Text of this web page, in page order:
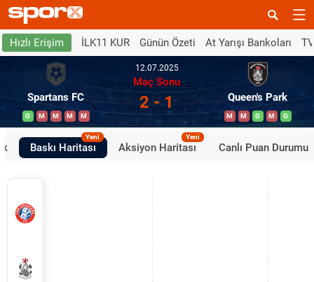
Hızlı Erişim İLK11 KUR Günün Özeti At Yarışı Bankoları
Spartans FC
G M M M M
12.07.2025
Maç Sonu
2 - 1 Queen's Park
M M G M G
Baskı Haritası
Yeni
Aksiyon Haritası
Yeni
Canlı Puan Durumu